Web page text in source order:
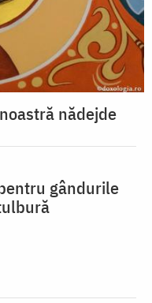
nădejde
gândurile